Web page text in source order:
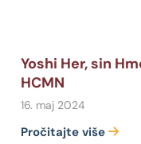
Yoshi Her, sin
HCMN
16. maj 2024
Pročitajte više